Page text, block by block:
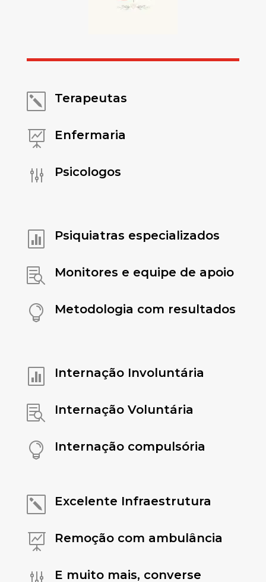
k Terapeutas
 Enfermaria
g Psicologos
 Psiquiatras especializados
 Monitores e equipe de apoio
 Metodologia com resultados
 Internação Involuntária
 Internação Voluntária
 Internação compulsória
k Excelente Infraestrutura
 Remoção com ambulância
E muito mais, converse